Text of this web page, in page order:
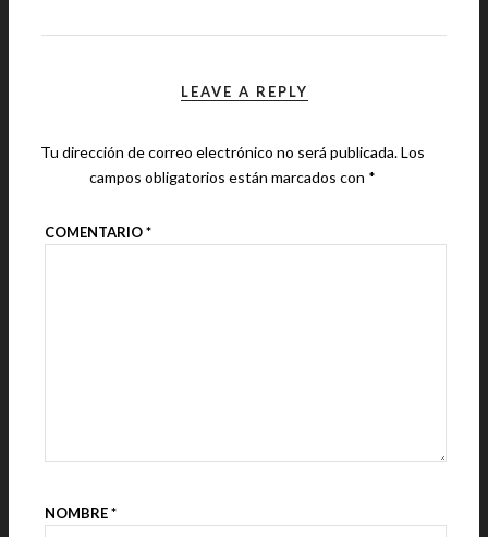
LEAVE A REPLY
Tu dirección de correo electrónico no será publicada.Los
campos obligatorios están marcados con *
COMENTARIO*
NOMBRE*